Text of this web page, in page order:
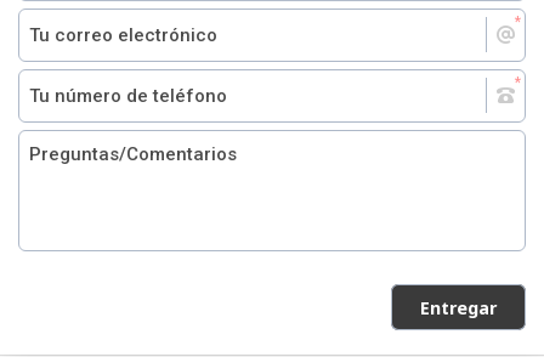
Entregar